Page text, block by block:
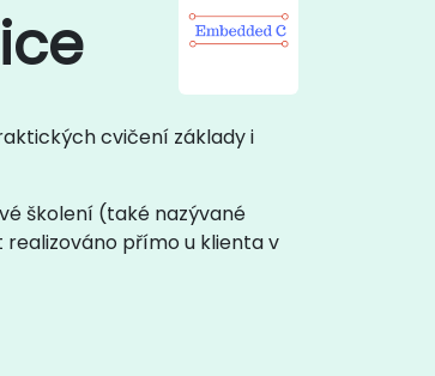
cvičení základy i
školení (také nazývané
realizováno přímo u klienta v